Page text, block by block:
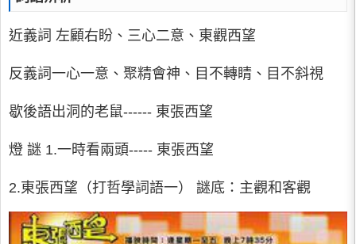
近義詞 左顧右盼、三心二意、東觀西望
反義詞一心一意、聚精會神、目不轉睛、目不斜視
歇後語出洞的老鼠------ 東張西望
燈 謎 1.一時看兩頭----- 東張西望
2.東張西望（打哲學詞語一） 謎底：主觀和客觀